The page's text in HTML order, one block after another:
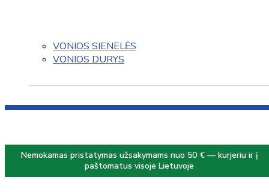
VONIOS SIENELĖS
VONIOS DURYS
Nemokamas pristatymas užsakymams nuo 50 € — kurjeriu ir į
paštomatus visoje Lietuvoje